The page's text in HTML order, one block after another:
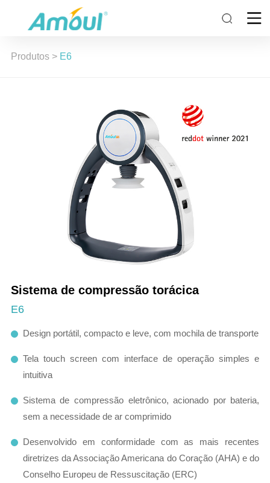
Produtos> E6
Sistema de compressão torácica
E6
Design portátil, compacto e leve, com mochila de transporte
Tela touch screen com interface de operação simples e
intuitiva
Sistema de compressão eletrônico, acionado por bateria,
sem a necessidade de ar comprimido
Desenvolvido em conformidade com as mais recentes
diretrizes da Associação Americana do Coração (AHA) e do
Conselho Europeu de Ressuscitação (ERC)